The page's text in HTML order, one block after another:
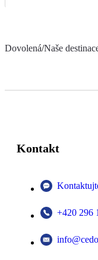
Dovolená/Naše
Kontakt
+420 296